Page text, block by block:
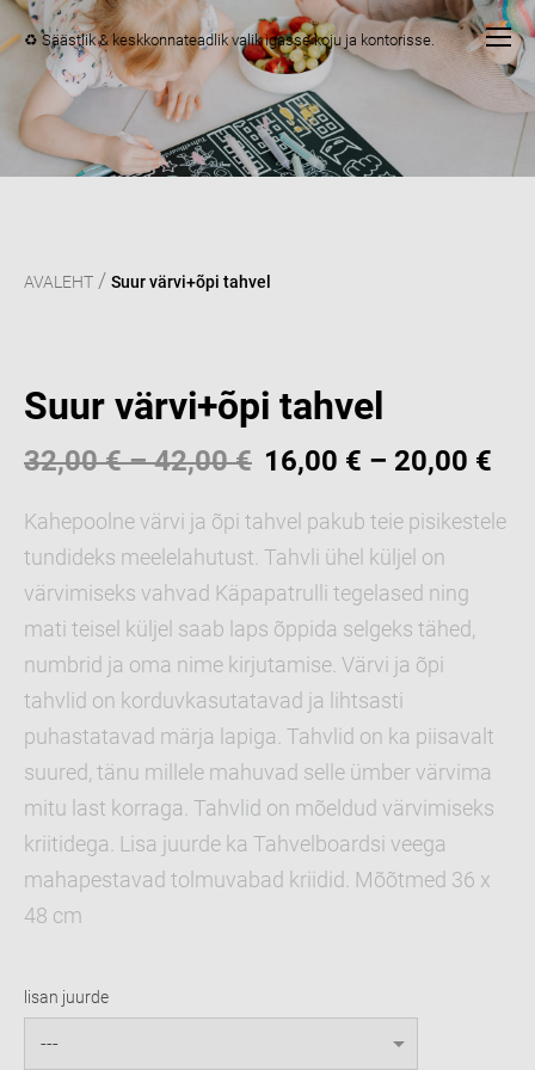
♻️ Säästlik & keskkonnateadlik valik igasse koju ja kontorisse.
AVALEHT / Suur värvi+õpi tahvel
Suur värvi+õpi tahvel
32,00 €–42,00 € 16,00 € – 20,00 €
Kahepoolne värvi ja õpi tahvel pakub teie pisikestele
tundideks meelelahutust. Tahvli ühel küljel on
värvimiseks vahvad Käpapatrulli tegelased ning
mati teisel küljel saab laps õppida selgeks tähed,
numbrid ja oma nime kirjutamise. Värvi ja õpi
tahvlid on korduvkasutatavad ja lihtsasti
puhastatavad märja lapiga. Tahvlid on ka piisavalt
suured, tänu millele mahuvad selle ümber värvima
mitu last korraga. Tahvlid on mõeldud värvimiseks
kriitidega. Lisa juurde ka Tahvelboardsi veega
mahapestavad tolmuvabad kriidid. Mõõtmed 36 x
48 cm
lisan juurde